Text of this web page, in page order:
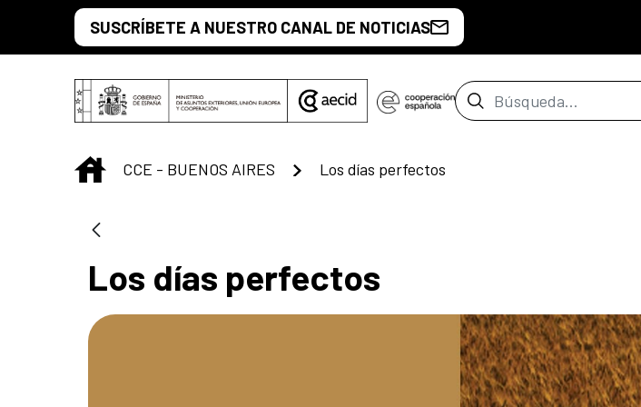
Saltar al contenido principal
SUSCRÍBETE A NUESTRO CANAL DE NOTICIAS
Barra de búsqueda
INICIO
CCE - BUENOS AIRES Los días perfectos
Los días perfectos